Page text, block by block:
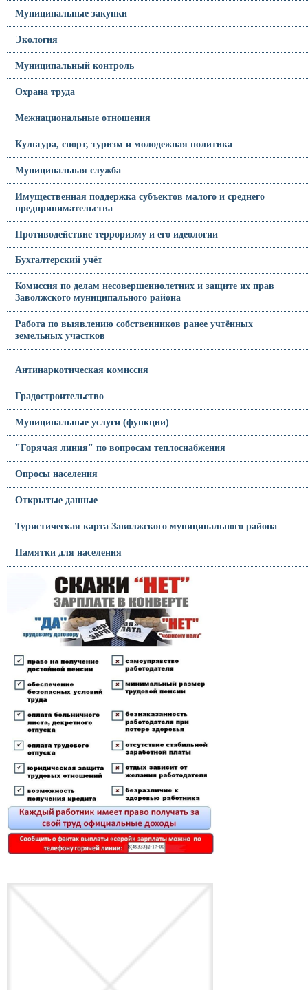
Муниципальные закупки
Экология
Муниципальный контроль
Охрана труда
Межнациональные отношения
Культура, спорт, туризм и молодежная политика
Муниципальная служба
Имущественная поддержка субъектов малого и среднего
предпринимательства
Противодействие терроризму и его идеологии
Бухгалтерский учёт
Комиссия по делам несовершеннолетних и защите их прав
Заволжского муниципального района
Работа по выявлению собственников ранее учтённых
земельных участков
Антинаркотическая комиссия
Градостроительство
Муниципальные услуги (функции)
"Горячая линия" по вопросам теплоснабжения
Опросы населения
Открытые данные
Туристическая карта Заволжского муниципального района
Памятки для населения